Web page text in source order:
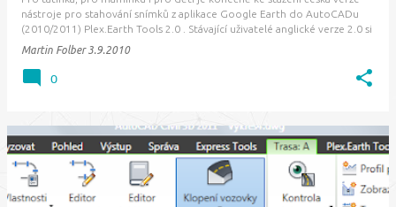
nástroje pro stahování snímků z aplikace Google Earth do AutoCADu
(2010/2011) Plex.Earth Tools 2.0 . Stávající uživatelé anglické verze 2.0 si
mohou bez obav nainstalovat verzi novou českou (odinstalace původní
Martin Folber 3.9.2010
0